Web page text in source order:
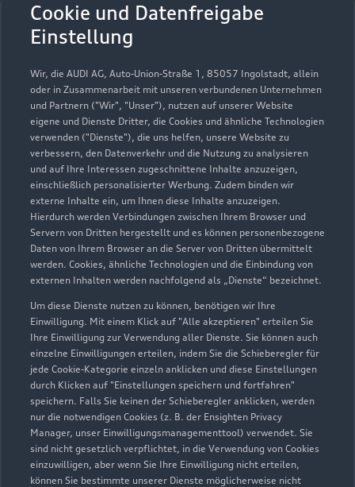
Cookie und Datenfreigabe
Einstellung
Wir, die AUDI AG, Auto-Union-Straße 1, 85057 Ingolstadt, allein
oder in Zusammenarbeit mit unseren verbundenen Unternehmen
und Partnern ("Wir", "Unser"), nutzen auf unserer Website
eigene und Dienste Dritter, die Cookies und ähnliche Technologien
verwenden ("Dienste"), die uns helfen, unsere Website zu
verbessern, den Datenverkehr und die Nutzung zu analysieren
und auf Ihre Interessen zugeschnittene Inhalte anzuzeigen,
einschließlich personalisierter Werbung. Zudem binden wir
externe Inhalte ein, um Ihnen diese Inhalte anzuzeigen.
Hierdurch werden Verbindungen zwischen Ihrem Browser und
Servern von Dritten hergestellt und es können personenbezogene
Daten von Ihrem Browser an die Server von Dritten übermittelt
werden. Cookies, ähnliche Technologien und die Einbindung von
externen Inhalten werden nachfolgend als „Dienste“ bezeichnet.
Um diese Dienste nutzen zu können, benötigen wir Ihre
Einwilligung. Mit einem Klick auf "Alle akzeptieren" erteilen Sie
Ihre Einwilligung zur Verwendung aller Dienste. Sie können auch
einzelne Einwilligungen erteilen, indem Sie die Schieberegler für
jede Cookie-Kategorie einzeln anklicken und diese Einstellungen
durch Klicken auf "Einstellungen speichern und fortfahren"
speichern. Falls Sie keinen der Schieberegler anklicken, werden
nur die notwendigen Cookies (z. B. der Ensighten Privacy
Manager, unser Einwilligungsmanagementtool) verwendet. Sie
sind nicht gesetzlich verpflichtet, in die Verwendung von Cookies
einzuwilligen, aber wenn Sie Ihre Einwilligung nicht erteilen,
können Sie bestimmte unserer Dienste möglicherweise nicht
USB Power-Ladegerät
USB Power-Ladegerät für schnelles und
komfortables Laden von Mobiltelefonen, Tablets
oder Laptops.
Zur Audi Shopping World
Audi Pflegemitteltasche
Sommer
Damit Ihr Audi auch im Sommer glänzt: die
passende Pflege in einer Tasche.
Zur Audi Shopping World